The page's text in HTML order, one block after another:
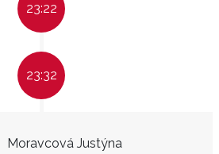
23:22
23:32
Moravcová Justýna